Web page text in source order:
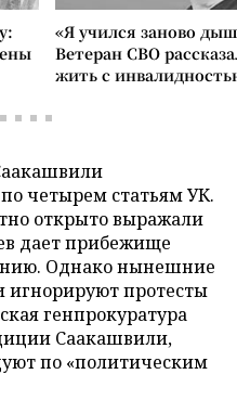
«Я учился заново
Ветеран СВО
жить с
четырем статьям УК.
открыто выражали
дает прибежище
Однако нынешние
игнорируют протесты
генпрокуратура
Саакашвили,
по «политическим